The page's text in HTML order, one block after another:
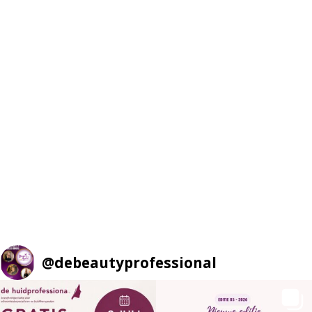
@debeautyprofessional